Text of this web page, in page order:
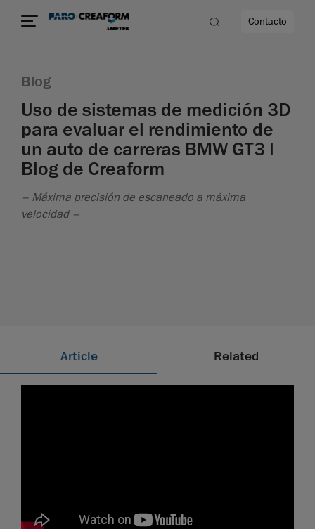
Contacto
Blog
Uso de sistemas de medición 3D
para evaluar el rendimiento de
un auto de carreras BMW GT3 |
Blog de Creaform
– Máxima precisión de escaneado a máxima
velocidad –
Article Related